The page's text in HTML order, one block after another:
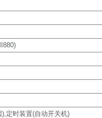
定时装置(自动开关机)